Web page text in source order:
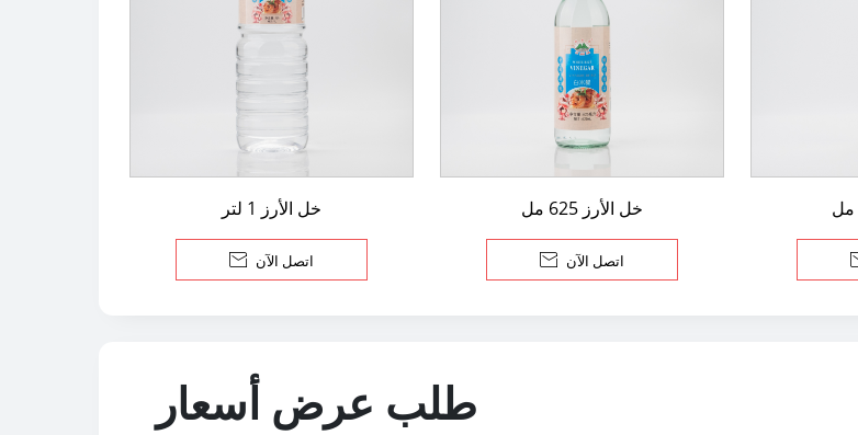
خل الأرز 1 لتر
 اتصل الآن
خل الأرز 625 مل
 اتصل الآن
طلب عرض أسعار